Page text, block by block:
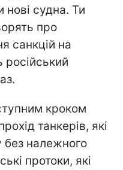
нові судна. Ти
про
санкцій на
російський
кроком
танкерів, які
без належного
протоки, які